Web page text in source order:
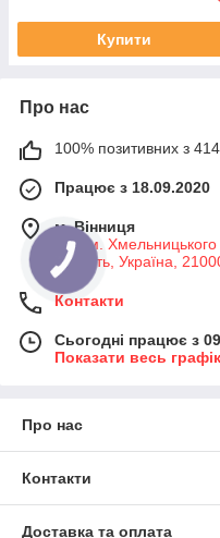
Купити
Про нас
100% позитивних з 414
Працює з 18.09.2020
м. Вінниця
7-й км.
область, Україна,
Контакти
Сьогодні працює з
Показати весь
Про нас
Контакти
Доставка та оплата